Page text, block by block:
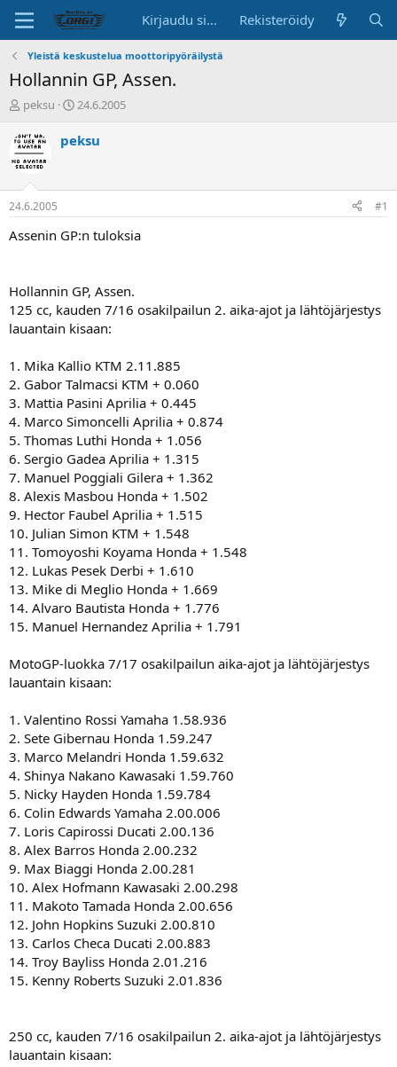
Kirjaudu sisään Rekisteröidy
Yleistä keskustelua moottoripyöräilystä
Hollannin GP, Assen.
K
s
k
u
s
t
e
l
l
o
t
a
a
peksu
A
o
p
ä
24.6.2005
peksu
24.6.2005 #1
Assenin GP:n tuloksia
Hollannin GP, Assen.
125 cc, kauden 7/16 osakilpailun 2. aika-ajot ja lähtöjärjestys
lauantain kisaan:
1. Mika Kallio KTM 2.11.885
2. Gabor Talmacsi KTM + 0.060
3. Mattia Pasini Aprilia + 0.445
4. Marco Simoncelli Aprilia + 0.874
5. Thomas Luthi Honda + 1.056
6. Sergio Gadea Aprilia + 1.315
7. Manuel Poggiali Gilera + 1.362
8. Alexis Masbou Honda + 1.502
9. Hector Faubel Aprilia + 1.515
10. Julian Simon KTM + 1.548
11. Tomoyoshi Koyama Honda + 1.548
12. Lukas Pesek Derbi + 1.610
13. Mike di Meglio Honda + 1.669
14. Alvaro Bautista Honda + 1.776
15. Manuel Hernandez Aprilia + 1.791
MotoGP-luokka 7/17 osakilpailun aika-ajot ja lähtöjärjestys
lauantain kisaan:
1. Valentino Rossi Yamaha 1.58.936
2. Sete Gibernau Honda 1.59.247
3. Marco Melandri Honda 1.59.632
4. Shinya Nakano Kawasaki 1.59.760
5. Nicky Hayden Honda 1.59.784
6. Colin Edwards Yamaha 2.00.006
7. Loris Capirossi Ducati 2.00.136
8. Alex Barros Honda 2.00.232
9. Max Biaggi Honda 2.00.281
10. Alex Hofmann Kawasaki 2.00.298
11. Makoto Tamada Honda 2.00.656
12. John Hopkins Suzuki 2.00.810
13. Carlos Checa Ducati 2.00.883
14. Troy Bayliss Honda 2.01.216
15. Kenny Roberts Suzuki 2.01.836
250 cc, kauden 7/16 osakilpailun 2. aika-ajot ja lähtöjärjestys
lauantain kisaan: